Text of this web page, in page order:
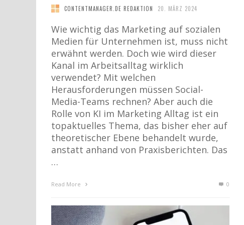
CONTENTMANAGER.DE REDAKTION 20. MÄRZ 2024
Wie wichtig das Marketing auf sozialen
Medien für Unternehmen ist, muss nicht
erwähnt werden. Doch wie wird dieser
Kanal im Arbeitsalltag wirklich
verwendet? Mit welchen
Herausforderungen müssen Social-
Media-Teams rechnen? Aber auch die
Rolle von KI im Marketing Alltag ist ein
topaktuelles Thema, das bisher eher auf
theoretischer Ebene behandelt wurde,
anstatt anhand von Praxisberichten. Das
…
Read More 0